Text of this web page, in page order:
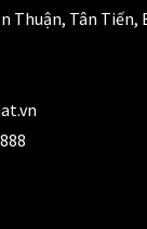
Thuận, Tân Tiến,